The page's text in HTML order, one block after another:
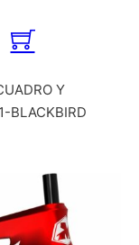
Y
BLACKBIRD